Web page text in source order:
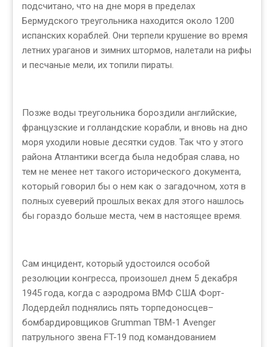
подсчитано, что на дне моря в пределах
Бермудского треугольника находится около 1200
испанских кораблей. Они терпели крушение во время
летних ураганов и зимних штормов, налетали на рифы
и песчаные мели, их топили пираты.
Позже воды треугольника бороздили английские,
французские и голландские корабли, и вновь на дно
моря уходили новые десятки судов. Так что у этого
района Атлантики всегда была недобрая слава, но
тем не менее нет такого исторического документа,
который говорил бы о нем как о загадочном, хотя в
полных суеверий прошлых веках для этого нашлось
бы гораздо больше места, чем в настоящее время.
Сам инцидент, который удостоился особой
резолюции конгресса, произошел днем 5 декабря
1945 года, когда с аэродрома ВМФ США Форт-
Лодердейл поднялись пять торпедоносцев–
бомбардировщиков Grumman TBM-1 Avenger
патрульного звена FT-19 под командованием